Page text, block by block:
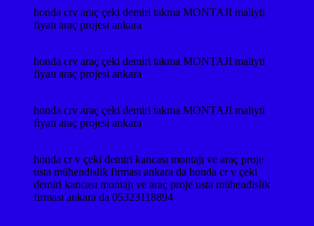
honda crv araç çeki demiri takma MONTAJI maliyti
fiyatı araç projesi ankara
honda crv araç çeki demiri takma MONTAJI maliyti
fiyatı araç projesi ankara
honda crv araç çeki demiri takma MONTAJI maliyti
fiyatı araç projesi ankara
honda cr v çeki demiri kancası montajı ve araç proje
usta mühendislik firması ankara da honda cr v çeki
demiri kancası montajı ve araç proje usta mühendislik
firması ankara da 05323118894